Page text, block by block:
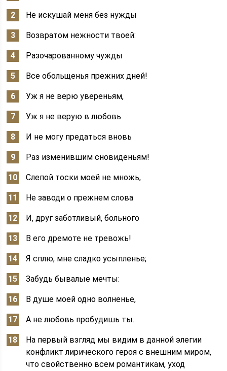
Не искушай меня без нужды
Возвратом нежности твоей:
Разочарованному чужды
Все обольщенья прежних дней!
Уж я не верю увереньям,
Уж я не верую в любовь
И не могу предаться вновь
Раз изменившим сновиденьям!
Слепой тоски моей не множь,
Не заводи о прежнем слова
И, друг заботливый, больного
В его дремоте не тревожь!
Я сплю, мне сладко усыпленье;
Забудь бывалые мечты:
В душе моей одно волненье,
А не любовь пробудишь ты.
На первый взгляд мы видим в данной элегии
конфликт лирического героя с внешним миром,
что свойственно всем романтикам, уход